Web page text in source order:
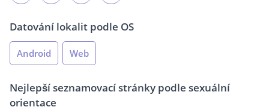
Datování lokalit podle OS
Android Web
Nejlepší seznamovací stránky podle sexuální
orientace